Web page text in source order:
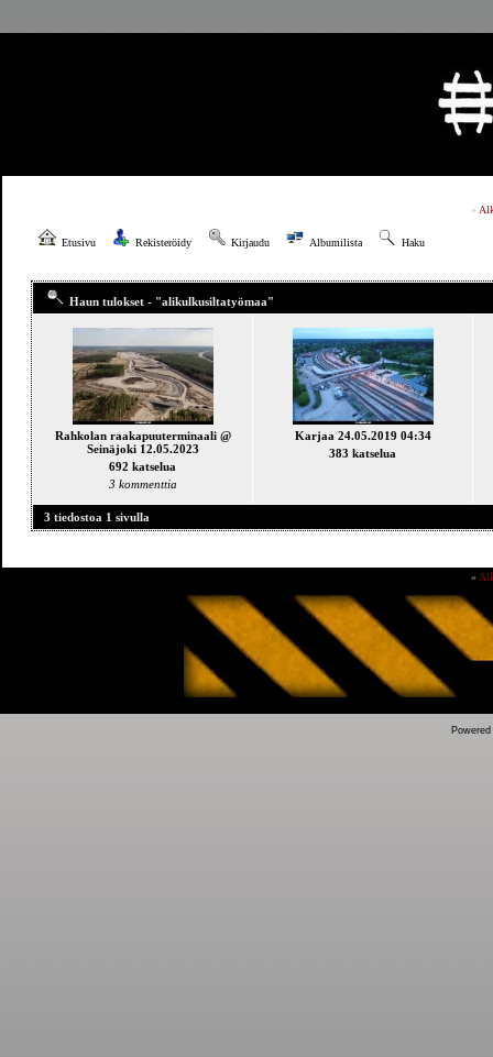
»
Etusivu Rekisteröidy Kirjaudu Albumilista Haku
Haun tulokset - "alikulkusiltatyömaa"
Rahkolan raakapuuterminaali @
Seinäjoki 12.05.2023
692 katselua
3 kommenttia
Karjaa 24.05.2019 04:34
383 katselua
3 tiedostoa 1 sivulla
»